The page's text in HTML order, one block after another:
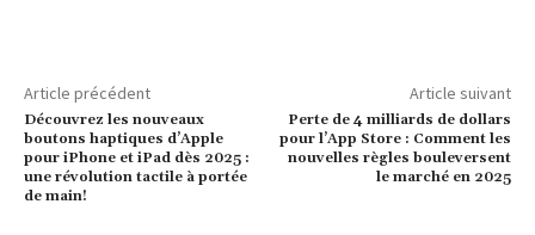
Article précédent
Découvrez les nouveaux
boutons haptiques d’Apple
pour iPhone et iPad dès 2025 :
une révolution tactile à portée
de main!
Article suivant
Perte de 4 milliards de dollars
pour l’App Store : Comment les
nouvelles règles bouleversent
le marché en 2025